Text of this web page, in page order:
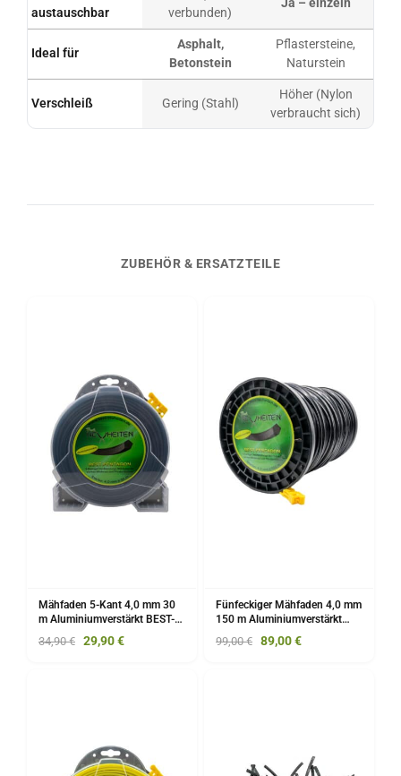
austauschbar
verbunden)
Ideal für
Asphalt,
Betonstein
Pflastersteine,
Naturstein
Verschleiß Gering (Stahl)
Höher (Nylon
verbraucht sich)
ZUBEHÖR & ERSATZTEILE
Mähfaden 5-Kant 4,0 mm 30
m Aluminiumverstärkt BEST-
"BESTSELLER"
34,90€ 29,90€
Fünfeckiger Mähfaden 4,0 mm
150 m Aluminiumverstärkt
Neuer"
99,00€ 89,00€